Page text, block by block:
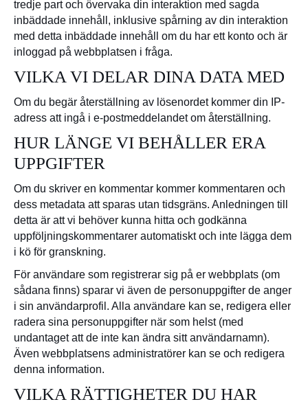
tredje part och övervaka din interaktion med sagda
inbäddade innehåll, inklusive spårning av din interaktion
med detta inbäddade innehåll om du har ett konto och är
inloggad på webbplatsen i fråga.
VILKA VI DELAR DINA DATA MED
Om du begär återställning av lösenordet kommer din IP-
adress att ingå i e-postmeddelandet om återställning.
HUR LÄNGE VI BEHÅLLER ERA
UPPGIFTER
Om du skriver en kommentar kommer kommentaren och
dess metadata att sparas utan tidsgräns. Anledningen till
detta är att vi behöver kunna hitta och godkänna
uppföljningskommentarer automatiskt och inte lägga dem
i kö för granskning.
För användare som registrerar sig på er webbplats (om
sådana finns) sparar vi även de personuppgifter de anger
i sin användarprofil. Alla användare kan se, redigera eller
radera sina personuppgifter när som helst (med
undantaget att de inte kan ändra sitt användarnamn).
Även webbplatsens administratörer kan se och redigera
denna information.
VILKA RÄTTIGHETER DU HAR